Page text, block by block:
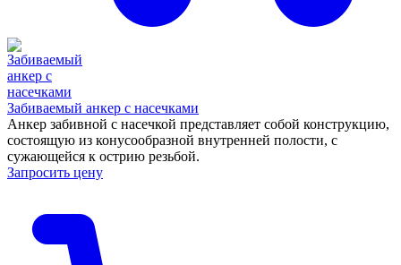
Забиваемый анкер с насечками
Анкер забивной с насечкой представляет собой конструкцию,
состоящую из конусообразной внутренней полости, с
сужающейся к острию резьбой.
Запросить цену